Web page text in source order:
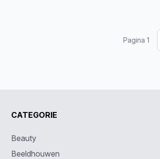
Pagina 1
CATEGORIE
Beauty
Beeldhouwen